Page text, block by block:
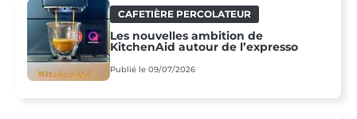
CAFETIÈRE PERCOLATEUR
Les nouvelles ambition de
KitchenAid autour de l’expresso
Publié le 09/07/2026